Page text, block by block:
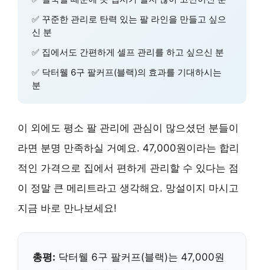
✅ 꾸준한 관리로 탄력 있는 팔 라인을 만들고 싶으
신 분
✅ 집에서도 간편하게 셀프 관리를 하고 싶으신 분
✅ 닥터웰 6구 팔커프(블랙)의 효과를 기대하시는
분
이 외에도 평소 팔 관리에 관심이 많으셨던 분들이
라면 분명 만족하실 거예요. 47,000원이라는 합리
적인 가격으로 집에서 편하게 관리할 수 있다는 점
이 정말 큰 메리트라고 생각해요. 망설이지 마시고
지금 바로 만나보세요!
총평: 닥터웰 6구 팔커프(블랙)는 47,000원